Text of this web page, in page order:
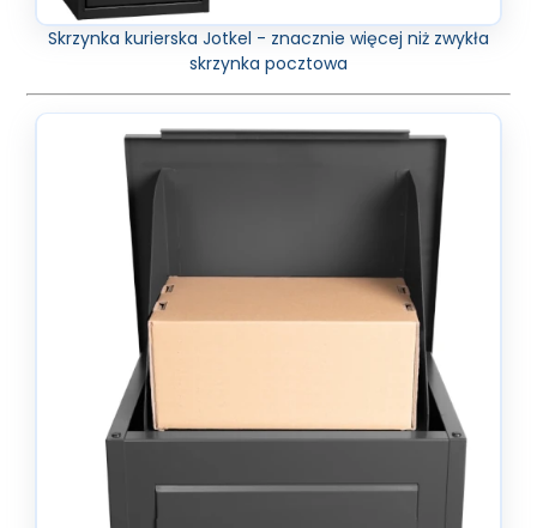
Skrzynka kurierska Jotkel - znacznie więcej niż zwykła
skrzynka pocztowa